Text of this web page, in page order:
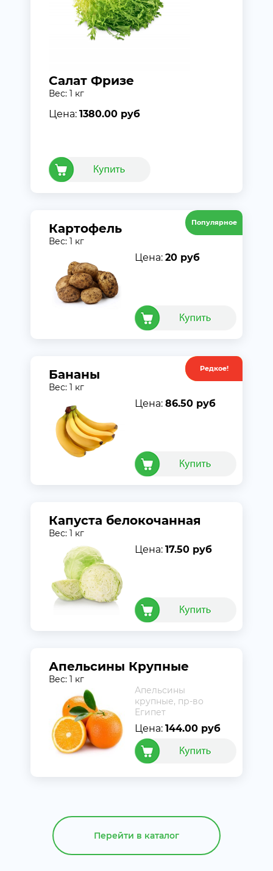
Салат Фризе
Вес: 1 кг
Цена: 1380.00 руб
Популярное
Картофель
Вес: 1 кг
Цена: 20 руб
Акция
Редкое!
Бананы
Вес: 1 кг
Цена: 86.50 руб
Капуста белокочанная
Вес: 1 кг
Цена: 17.50 руб
Апельсины Крупные
Вес: 1 кг
Апельсины
крупные, пр-во
Египет
Цена: 144.00 руб
Перейти в каталог